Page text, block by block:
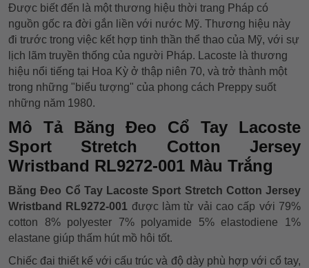
Được biết đến là một thương hiệu thời trang Pháp có
nguồn gốc ra đời gắn liền với nước Mỹ. Thương hiệu này
đi trước trong việc kết hợp tinh thần thể thao của Mỹ, với sự
lịch lãm truyền thống của người Pháp. Lacoste là thương
hiệu nổi tiếng tại Hoa Kỳ ở thập niên 70, và trở thành một
trong những "biểu tượng" của phong cách Preppy suốt
những năm 1980.
Mô Tả Băng Đeo Cổ Tay Lacoste
Sport Stretch Cotton Jersey
Wristband RL9272-001 Màu Trắng
Băng Đeo Cổ Tay Lacoste Sport Stretch Cotton Jersey
Wristband RL9272-001 được làm từ vải cao cấp với 79%
cotton 8% polyester 7% polyamide 5% elastodiene 1%
elastane giúp thấm hút mồ hôi tốt.
Chiếc đai thiết kế với cấu trúc và độ dày phù hợp với cổ tay,